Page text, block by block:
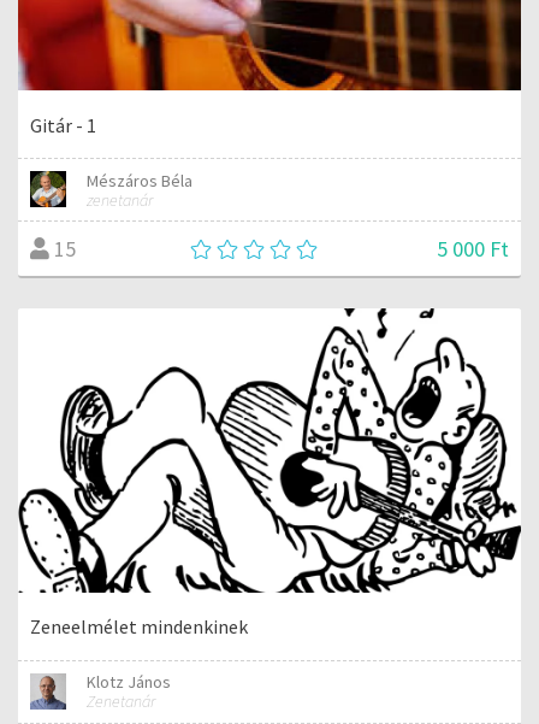
Gitár - 1
Mészáros Béla
zenetanár
15 5 000 Ft
Zeneelmélet mindenkinek
Klotz János
Zenetanár